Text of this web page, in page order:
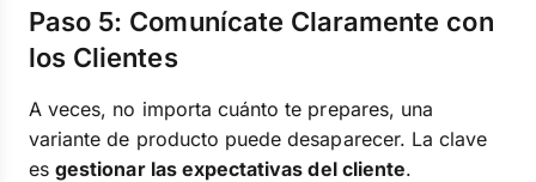
Paso 5: Comunícate Claramente con
los Clientes
A veces, no importa cuánto te prepares, una
variante de producto puede desaparecer. La clave
esgestionar las expectativas del cliente.